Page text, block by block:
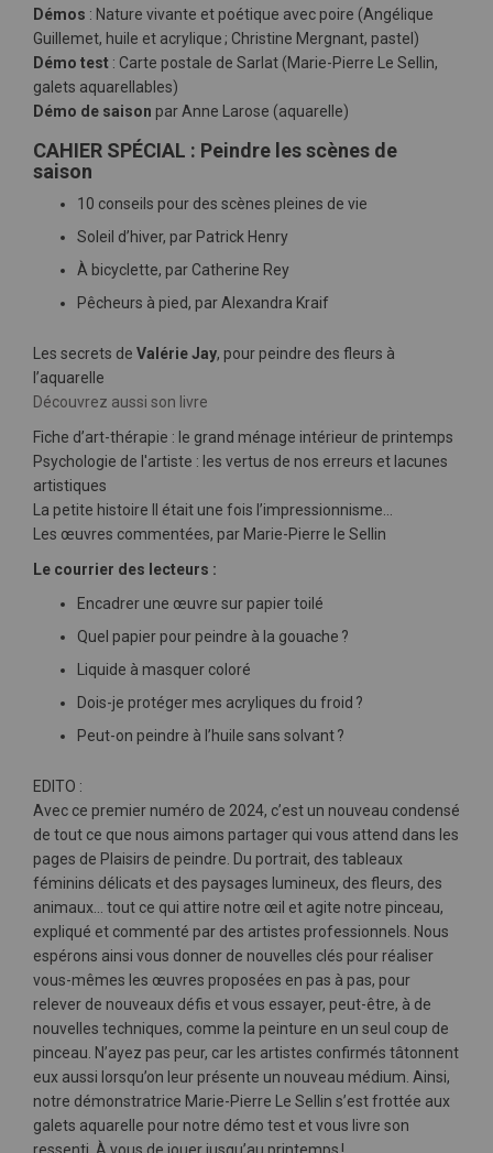
Démos : Nature vivante et poétique avec poire (Angélique
Guillemet, huile et acrylique ; Christine Mergnant, pastel)
Démo test : Carte postale de Sarlat (Marie-Pierre Le Sellin,
galets aquarellables)
Démo de saison par Anne Larose (aquarelle)
CAHIER SPÉCIAL : Peindre les scènes de
saison
10 conseils pour des scènes pleines de vie
Soleil d’hiver, par Patrick Henry
À bicyclette, par Catherine Rey
Pêcheurs à pied, par Alexandra Kraif
Les secrets de Valérie Jay, pour peindre des fleurs à
l’aquarelle
Découvrez aussi son livre
Fiche d’art-thérapie : le grand ménage intérieur de printemps
Psychologie de l'artiste : les vertus de nos erreurs et lacunes
artistiques
La petite histoire Il était une fois l’impressionnisme…
Les œuvres commentées, par Marie-Pierre le Sellin
Le courrier des lecteurs :
Encadrer une œuvre sur papier toilé
Quel papier pour peindre à la gouache ?
Liquide à masquer coloré
Dois-je protéger mes acryliques du froid ?
Peut-on peindre à l’huile sans solvant ?
EDITO :
Avec ce premier numéro de 2024, c’est un nouveau condensé
de tout ce que nous aimons partager qui vous attend dans les
pages de Plaisirs de peindre. Du portrait, des tableaux
féminins délicats et des paysages lumineux, des fleurs, des
animaux… tout ce qui attire notre œil et agite notre pinceau,
expliqué et commenté par des artistes professionnels. Nous
espérons ainsi vous donner de nouvelles clés pour réaliser
vous-mêmes les œuvres proposées en pas à pas, pour
relever de nouveaux défis et vous essayer, peut-être, à de
nouvelles techniques, comme la peinture en un seul coup de
pinceau. N’ayez pas peur, car les artistes confirmés tâtonnent
eux aussi lorsqu’on leur présente un nouveau médium. Ainsi,
notre démonstratrice Marie-Pierre Le Sellin s’est frottée aux
galets aquarelle pour notre démo test et vous livre son